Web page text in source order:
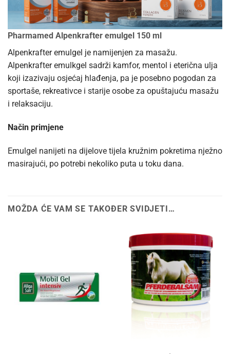
Pharmamed Alpenkrafter emulgel 150 ml
Alpenkrafter emulgel je namijenjen za masažu.
Alpenkrafter emulkgel sadrži kamfor, mentol i eterična ulja
koji izazivaju osjećaj hlađenja, pa je posebno pogodan za
sportaše, rekreativce i starije osobe za opuštajuću masažu
i relaksaciju.
Način primjene
Emulgel nanijeti na dijelove tijela kružnim pokretima nježno
masirajući, po potrebi nekoliko puta u toku dana.
MOŽDA ĆE VAM SE TAKOĐER SVIDJETI…